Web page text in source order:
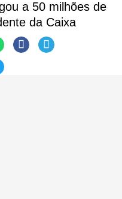
a 50 milhões de
da Caixa